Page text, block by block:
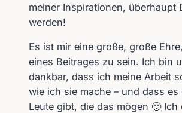
meiner Inspirationen, überhaupt
werden!
Es ist mir eine große, große
eines Beitrages zu sein. Ich bin
dankbar, dass ich meine Arbeit
wie ich sie mache – und dass
Leute gibt, die das mögen 🙂